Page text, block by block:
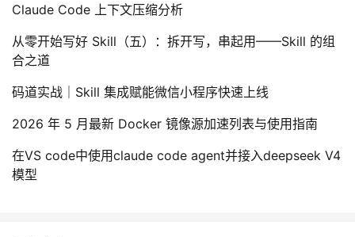
Claude Code 上下文压缩分析
从零开始写好 Skill（五）：拆开写，串起用——Skill 的组
合之道
码道实战｜Skill 集成赋能微信小程序快速上线
2026 年 5 月最新 Docker 镜像源加速列表与使用指南
在VS code中使用claude code agent并接入deepseek V4
模型